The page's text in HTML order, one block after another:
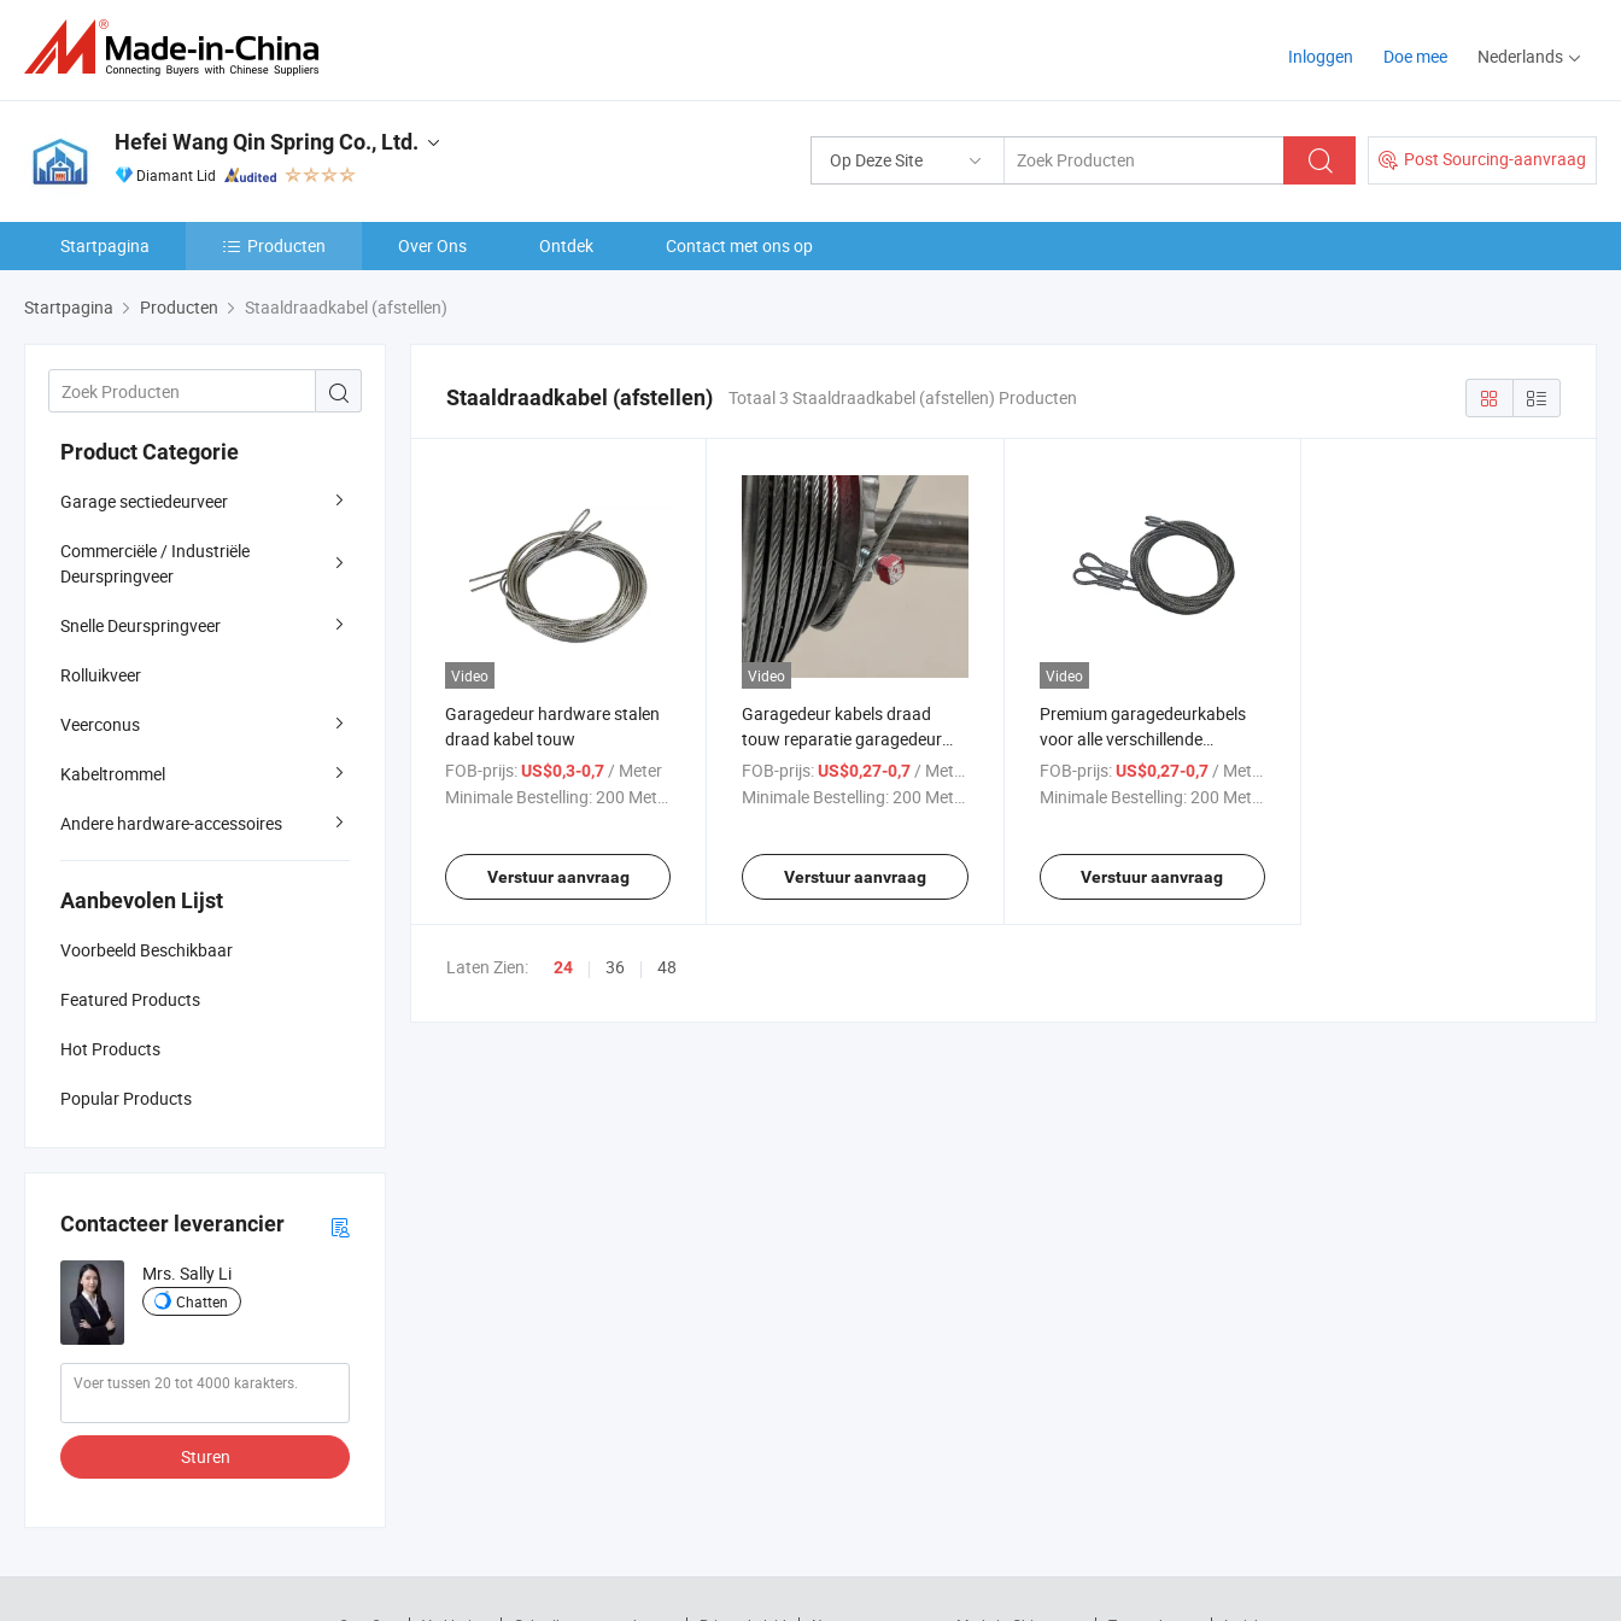
Inloggen Doe mee Nederlands
Op Deze Site Post Sourcing-aanvraag
Hefei Wang Qin Spring Co., Ltd.
Diamant Lid
Startpagina Producten Over Ons Ontdek Contact met ons op
Startpagina Producten Staaldraadkabel (afstellen)
Product Categorie
Garage sectiedeurveer
Commerciële / Industriële
Deurspringveer
Snelle Deurspringveer
Rolluikveer
Veerconus
Kabeltrommel
Andere hardware-accessoires
Aanbevolen Lijst
Voorbeeld Beschikbaar
Featured Products
Hot Products
Popular Products
Contacteer leverancier
Mrs. Sally Li
Chatten
Sturen
Staaldraadkabel (afstellen) Totaal 3 Staaldraadkabel (afstellen) Producten
Video
Garagedeur hardware stalen
draad kabel touw
FOB-prijs:US$0,3-0,7/ Meter
Minimale Bestelling:200 Meters
Verstuur aanvraag
Video
Garagedeur kabels draad
touw reparatie garagedeur
reserveonderdelen
FOB-prijs: US$0,27-0,7/ Meter
Minimale Bestelling:200 Meters
Verstuur aanvraag
Video
Premium garagedeurkabels
voor alle verschillende
maatvarianten
FOB-prijs: US$0,27-0,7/ Meter
Minimale Bestelling:200 Meters
Verstuur aanvraag
Laten Zien: 24 36 48